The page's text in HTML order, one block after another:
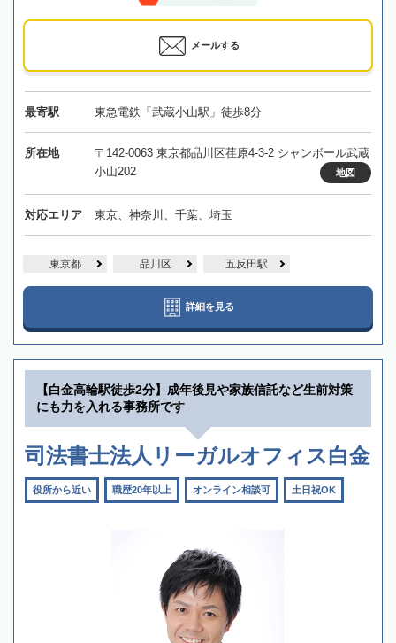
メールする
最寄駅 東急電鉄「武蔵小山駅」徒歩8分
所在地
〒142-0063 東京都品川区荏原4-3-2 シャンボール武蔵
小山202
地図
対応エリア 東京、神奈川、千葉、埼玉
東京都 品川区 五反田駅
詳細を見る
【白金高輪駅徒歩2分】成年後見や家族信託など生前対策
にも力を入れる事務所です
司法書士法人リーガルオフィス白金
役所から近い 職歴20年以上 オンライン相談可 土日祝OK